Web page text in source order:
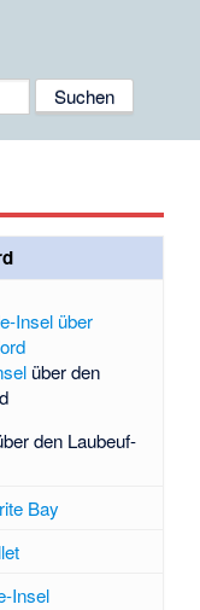
über den
den Laubeuf-
Bay
Insel